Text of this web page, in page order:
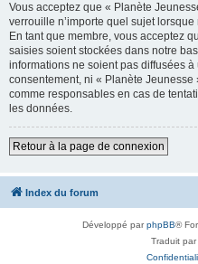
Vous acceptez que « Planète
verrouille n’importe quel sujet
En tant que membre, vous acceptez
saisies soient stockées dans notre
informations ne soient pas diffusées
consentement, ni « Planète
comme responsables en cas de
les données.
Retour à la page de connexion
Index du forum
Développé parphpBB®
Traduit par